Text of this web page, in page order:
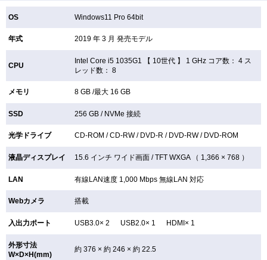
OS Windows11 Pro 64bit
年式 2019 年 3 月 発売モデル
CPU
Intel Core i5 1035G1 【 10世代 】 1 GHz コア数： 4 ス
レッド数： 8
メモリ 8 GB /最大 16 GB
SSD 256 GB / NVMe 接続
光学ドライブ CD-ROM /CD-RW / DVD-R / DVD-RW / DVD-ROM
液晶ディスプレイ 15.6 インチ ワイド画面 /TFTWXGA （ 1,366 × 768 ）
LAN 有線LAN速度 1,000 Mbps 無線LAN対応
Webカメラ 搭載
入出力ポート USB3.0× 2 USB2.0× 1 HDMI× 1
外形寸法
W×D×H(mm)
約 376 × 約 246 × 約 22.5